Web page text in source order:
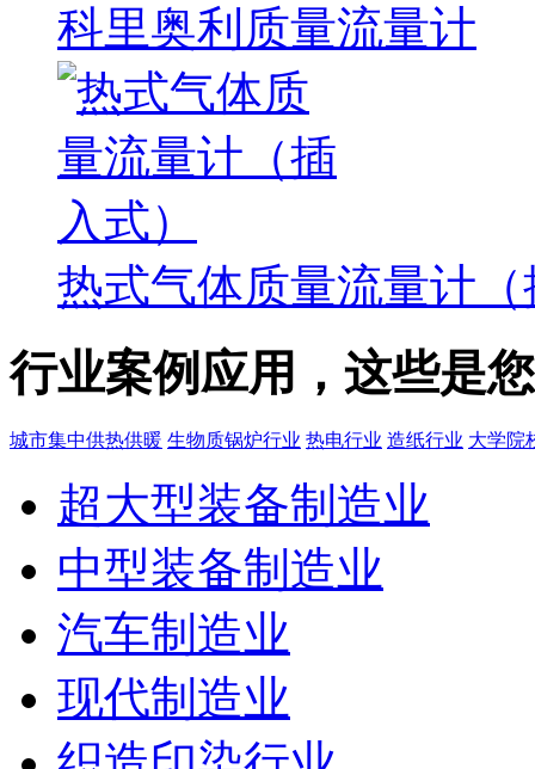
科里奥利质量流量计
热式气体质量流量计
行业案例应用，这些是
城市集中供热供暖 生物质锅炉行业 热电行业 造纸行业 大学院
超大型装备制造业
中型装备制造业
汽车制造业
现代制造业